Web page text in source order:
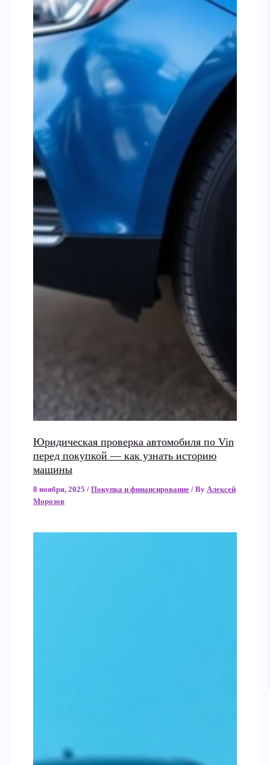
Юридическая проверка автомобиля по Vin
перед покупкой — как узнать историю
машины
8 ноября, 2025/Покупка и финансирование / ByАлексей
Морозов